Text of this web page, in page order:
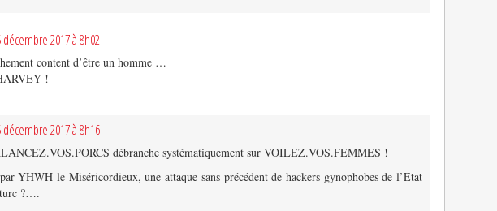
décembre 2017 à 8h02
content d’être un homme …
!
décembre 2017 à 8h16
débranche systématiquement sur VOILEZ.VOS.FEMMES !
YHWH le Miséricordieux, une attaque sans précédent de hackers gynophobes de l’Etat
?….